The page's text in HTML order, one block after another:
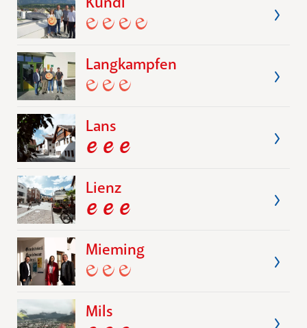
Langkampfen
Lans
Lienz
Mieming
Mils